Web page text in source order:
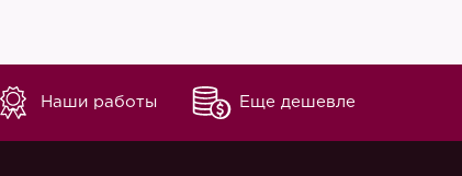
Наши работы Еще дешевле